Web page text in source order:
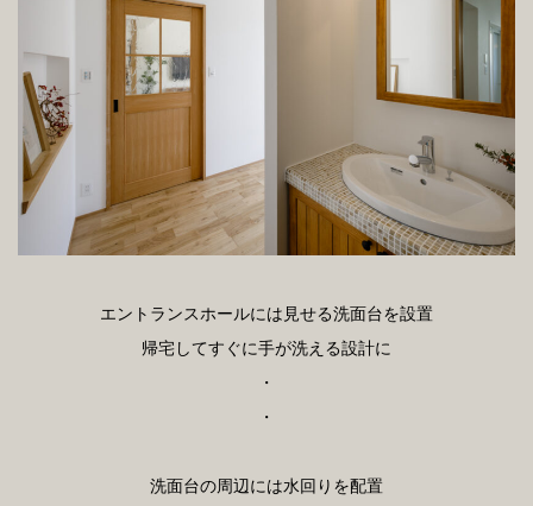
エントランスホールには見せる洗面台を設置
帰宅してすぐに手が洗える設計に
・
・
洗面台の周辺には水回りを配置